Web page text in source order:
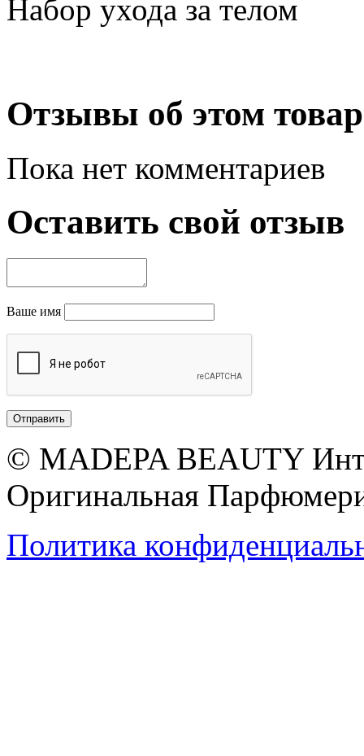
Набор ухода за телом
Отзывы об этом
Пока нет комментариев
Оставить свой отзыв
Ваше имя
© MADEPA BEAUTY
Оригинальная
Политика